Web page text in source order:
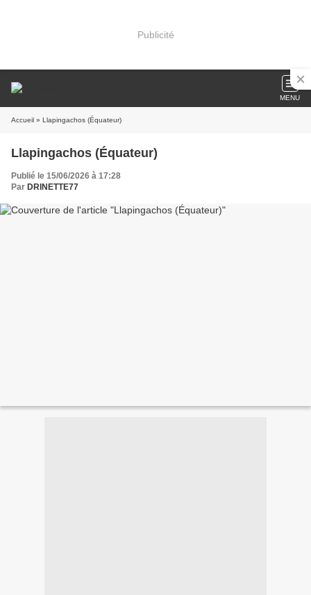
Publicité
MENU
Accueil » Llapingachos (Équateur)
Llapingachos (Équateur)
Publié le 15/06/2026 à 17:28
Par DRINETTE77